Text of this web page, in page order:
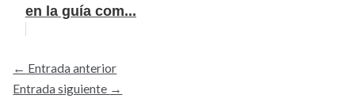
en la guía com...
← Entrada anterior
Entrada siguiente →